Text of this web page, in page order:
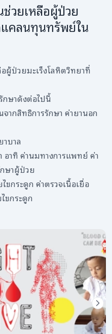
วยเหลือผู้ป่วย
แคลนทุนทรัพย์ใน
ผู้ป่วยมะเร็งโลหิตวิทยาที่
กษาดังต่อไปนี้
ากสิทธิการรักษา ค่ายานอก
บาล
อาทิ ค่านมทางการแพทย์ ค่า
ษาผู้ป่วย
ขกระดูก ค่าตรวจเนื้อเยื่อ
ขกระดูก